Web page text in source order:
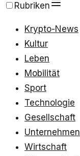
Rubriken
Krypto-News
Kultur
Leben
Mobilität
Sport
Technologie
Gesellschaft
Unternehmen
Wirtschaft